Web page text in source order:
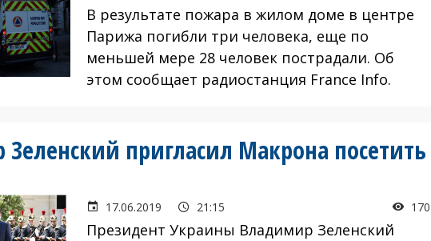
В результате пожара в жилом доме в центре
Парижа погибли три человека, еще по
меньшей мере 28 человек пострадали. Об
этом сообщает радиостанция France Info.
пригласил Макрона посетить
17.06.2019 21:15 170
Президент Украины Владимир Зеленский